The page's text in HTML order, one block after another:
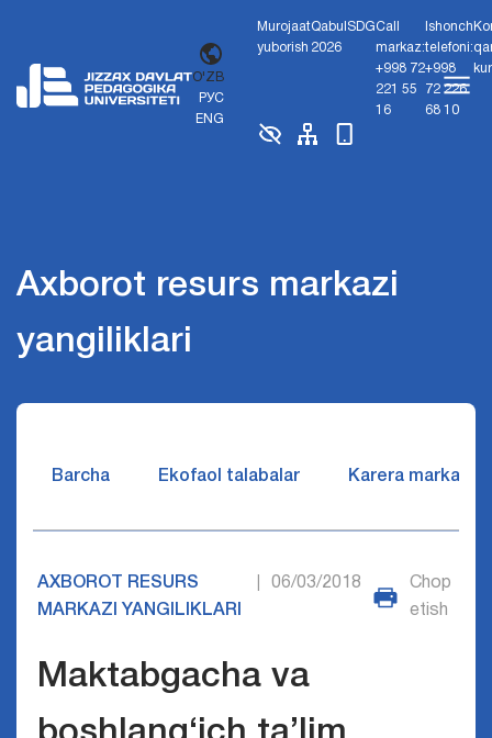
O'ZB
РУС
ENG
Murojaat
yuborish
Qabul
2026
SDGCall
markaz:
+998 72
221 55
16
Ishonch
telefoni:
+998
72 226
68 10
Axborot resurs markazi
yangiliklari
Barcha Ekofaol talabalar Karera markazi
AXBOROT RESURS
MARKAZI YANGILIKLARI
06/03/2018
Chop
etish
Maktabgacha va